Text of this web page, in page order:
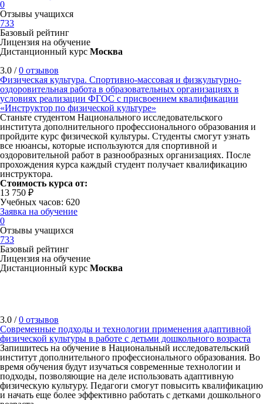
0
Отзывы учащихся
733
Базовый рейтинг
Лицензия на обучение
Дистанционный курс Москва
3.0 /0 отзывов
Физическая культура. Спортивно-массовая и физкультурно-
оздоровительная работа в образовательных организациях в
условиях реализации ФГОС с присвоением квалификации
«Инструктор по физической культуре»
Станьте студентом Национального исследовательского
института дополнительного профессионального образования и
пройдите курс физической культуры. Студенты смогут узнать
все нюансы, которые используются для спортивной и
оздоровительной работ в разнообразных организациях. После
прохождения курса каждый студент получает квалификацию
инструктора.
Стоимость курса от:
13 750 ₽
Учебных часов: 620
Заявка на обучение
0
Отзывы учащихся
733
Базовый рейтинг
Лицензия на обучение
Дистанционный курс Москва
3.0 /0 отзывов
Современные подходы и технологии применения адаптивной
физической культуры в работе с детьми дошкольного возраста
Запишитесь на обучение в Национальный исследовательский
институт дополнительного профессионального образования. Во
время обучения будут изучаться современные технологии и
подходы, позволяющие на деле использовать адаптивную
физическую культуру. Педагоги смогут повысить квалификацию
и начать еще более эффективно работать с детками дошкольного